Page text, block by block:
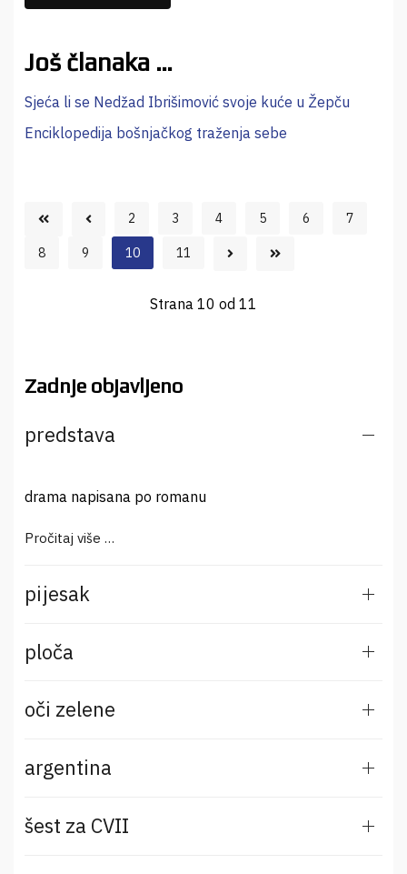
Još članaka …
Sjeća li se Nedžad Ibrišimović svoje kuće u Žepču
Enciklopedija bošnjačkog traženja sebe
2 3 4 5 6 7
8 9 10 11
Strana 10 od 11
Zadnje objavljeno
predstava
drama napisana po romanu
Pročitaj više …
pijesak
ploča
oči zelene
argentina
šest za CVII